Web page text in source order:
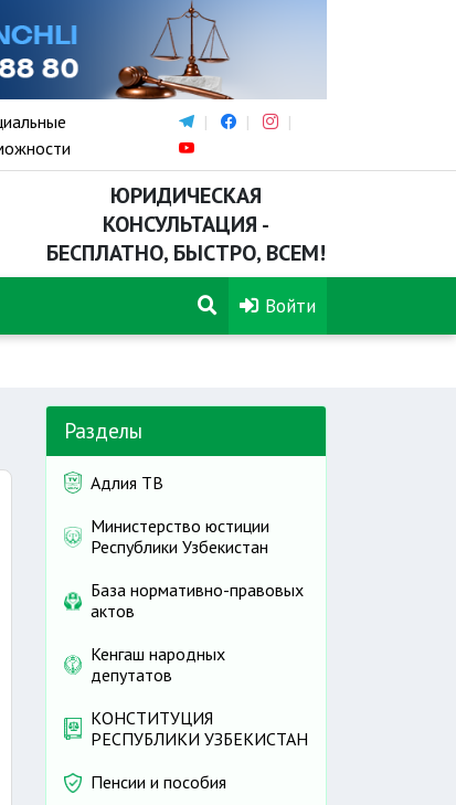
ЮРИДИЧЕСКАЯ
КОНСУЛЬТАЦИЯ -
БЕСПЛАТНО, БЫСТРО, ВСЕМ!
Войти
Разделы
Адлия ТВ
Министерство юстиции
Республики Узбекистан
База нормативно-правовых
актов
Кенгаш народных
депутатов
КОНСТИТУЦИЯ
РЕСПУБЛИКИ УЗБЕКИСТАН
Пенсии и пособия